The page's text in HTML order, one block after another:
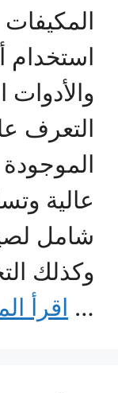
استخدام
التعرف
عالية
شامل
وكذلك
… اقرأ